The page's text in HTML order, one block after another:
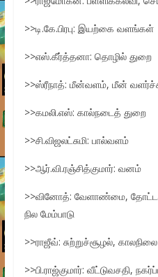
>>டி.கே.பிரபு: இயற்கை வளங்கள்
>>எஸ்.கீர்த்தனா: தொழில் துறை
>>ஸ்ரீநாத்: மீன்வளம், மீன்
>>கமலி.எஸ்: கால்நடைத் துறை
>>சி.விஜலட்சுமி: பால்வளம்
>>ஆர்.வி.ரஞ்சித்குமார்: வனம்
>>வினோத்: வேளாண்மை,
நில மேம்பாடு
>>ராஜீவ்: சுற்றுச்சூழல்,
>>பி.ராஜ்குமார்: வீட்டுவசதி,